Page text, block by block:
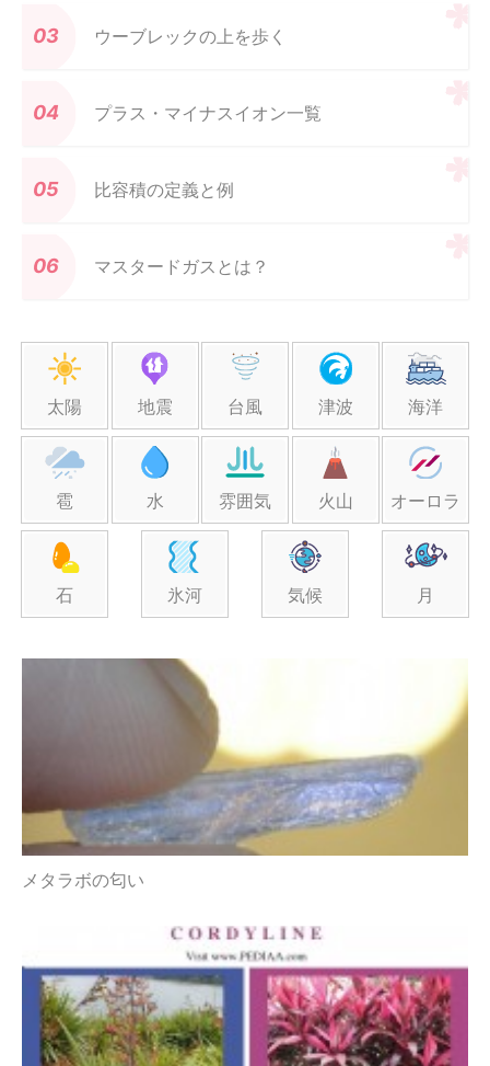
ウーブレックの上を歩く
プラス・マイナスイオン一覧
比容積の定義と例
マスタードガスとは？
太陽 地震 台風 津波 海洋
雹 水 雰囲気 火山 オーロラ
石 氷河 気候 月
メタラボの匂い